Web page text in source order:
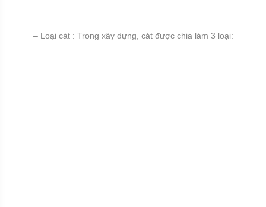
– Loại cát : Trong xây dựng, cát được chia làm 3 loại: